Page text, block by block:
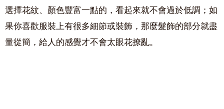
選擇花紋、顏色豐富一點的，看起來就不會過於低調；如
果你喜歡服裝上有很多細節或裝飾，那麼髮飾的部分就盡
量從簡，給人的感覺才不會太眼花撩亂。